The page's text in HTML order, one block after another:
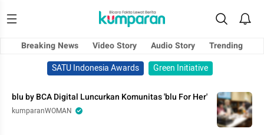
Breaking News Video Story Audio Story
Trending
SATU Indonesia Awards
Green Initiative
blu by BCA Digital Luncurkan Komunitas 'blu For Her'
kumparanWOMAN